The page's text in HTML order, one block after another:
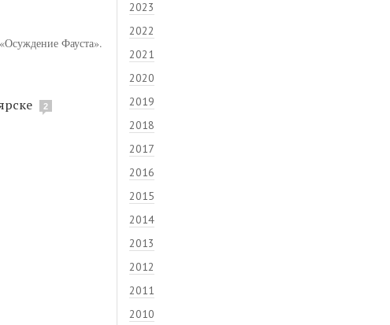
Фауста».
2
2023
2022
2021
2020
2019
2018
2017
2016
2015
2014
2013
2012
2011
2010